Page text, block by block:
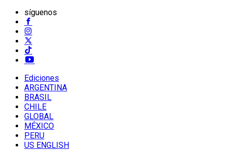
síguenos
Ediciones
ARGENTINA
BRASIL
CHILE
GLOBAL
MÉXICO
PERU
US ENGLISH